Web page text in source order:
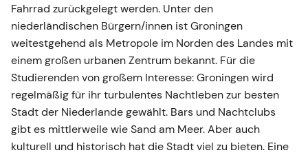
Fahrrad zurückgelegt werden. Unter den
niederländischen Bürgern/innen ist Groningen
weitestgehend als Metropole im Norden des Landes mit
einem großen urbanen Zentrum bekannt. Für die
Studierenden von großem Interesse: Groningen wird
regelmäßig für ihr turbulentes Nachtleben zur besten
Stadt der Niederlande gewählt. Bars und Nachtclubs
gibt es mittlerweile wie Sand am Meer. Aber auch
kulturell und historisch hat die Stadt viel zu bieten. Eine